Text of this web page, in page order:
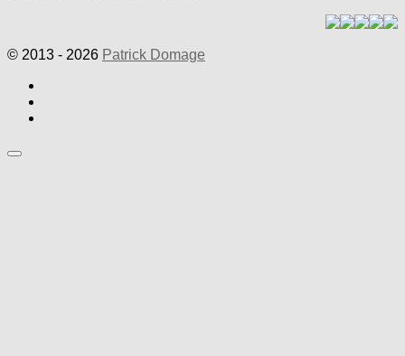
© 2013 - 2026 Patrick Domage